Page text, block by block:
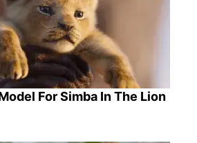
For Simba In The Lion